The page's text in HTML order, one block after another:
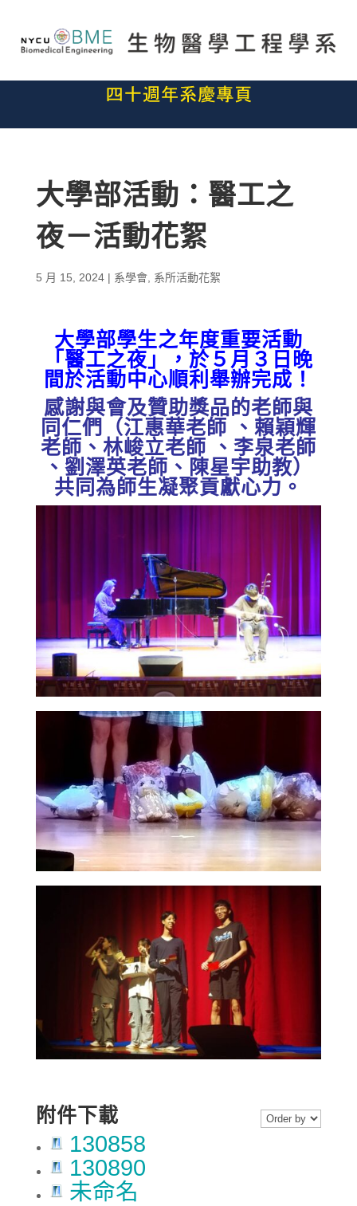
大學部活動：醫工之
夜－活動花絮
5 月 15, 2024| 系學會, 系所活動花絮
大學部學生之年度重要活動
「醫工之夜」，於５月３日晚
間於活動中心順利舉辦完成！
感謝與會及贊助獎品的老師與
同仁們（江惠華老師 、賴穎輝
老師、林峻立老師 、李泉老師
、劉澤英老師、陳星宇助教）
共同為師生凝聚貢獻心力。
附件下載
130858
130890
未命名